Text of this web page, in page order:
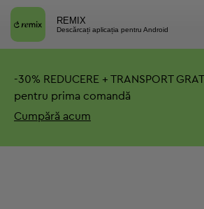
REMIX
Descărcați aplicația pentru Android
-30% REDUCERE + TRANSPORT
pentru prima comandă
Cumpără acum